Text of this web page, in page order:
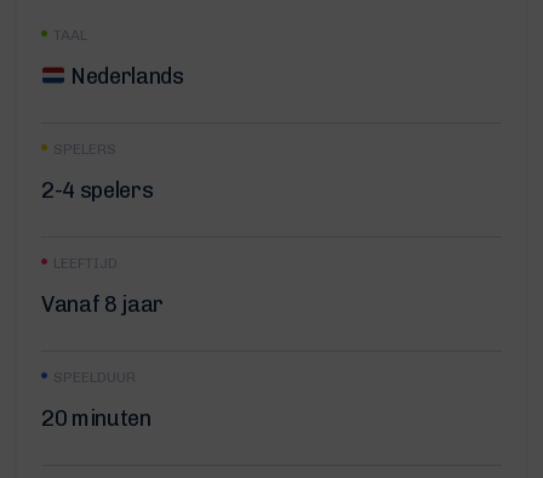
TAAL
Nederlands
SPELERS
2-4 spelers
LEEFTIJD
Vanaf 8 jaar
SPEELDUUR
20 minuten